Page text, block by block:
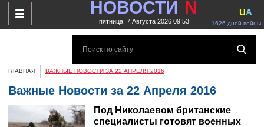
НОВОСТИ N
пятница, 7 Августа 2026 09:53 1626 дней войны
UA
ГЛАВНАЯ ВАЖНЫЕ НОВОСТИ ЗА 22 АПРЕЛЯ 2016
Важные Новости за 22 Апреля 2016
Под Николаевом британские
специалисты готовят военных